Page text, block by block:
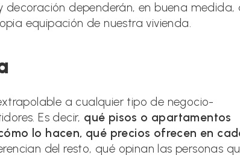
dependerán, en buena medida,
equipación de nuestra vivienda.
a cualquier tipo de negocio-
Es decir, qué pisos o apartamentos
lo hacen, qué precios ofrecen en
del resto, qué opinan las personas